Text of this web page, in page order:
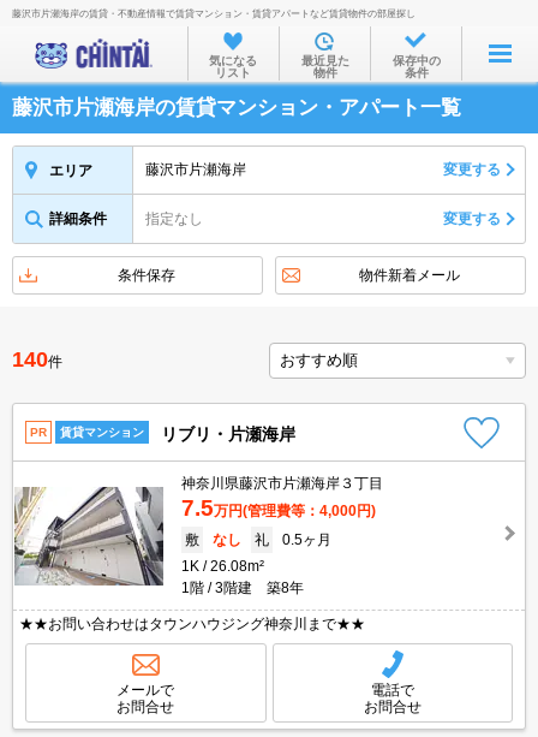
お部屋を探す
沿線・駅から
住所から
物件特集から
不動産会社から
TOP
藤沢市片瀬海岸の賃貸・不動産情報で賃貸マンション・賃貸アパートなど賃貸物件の部屋探し
気になる
リスト
最近見た
物件
保存中の
条件
藤沢市片瀬海岸の賃貸マンション・アパート一覧
エリア 藤沢市片瀬海岸 変更する
詳細条件 指定なし 変更する
条件保存 物件新着メール
140件
PR 賃貸マンション リブリ・片瀬海岸
神奈川県藤沢市片瀬海岸３丁目
7.5万円(管理費等：4,000円)
敷
なし 礼
0.5ヶ月
1K
26.08m²
1階
3階建 築8年
★★お問い合わせはタウンハウジング神奈川まで★★
メールで
お問合せ
電話で
お問合せ